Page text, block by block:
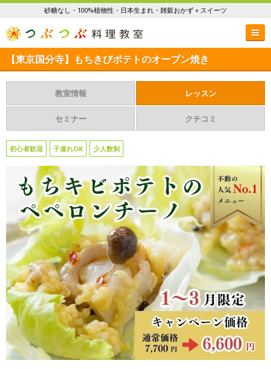
砂糖なし・100%植物性・日本生まれ・雑穀おかず＋スイーツ
【東京国分寺】もちきびポテトのオーブン焼き
教室情報 レッスン
セミナー クチコミ
初心者歓迎 子連れOK 少人数制